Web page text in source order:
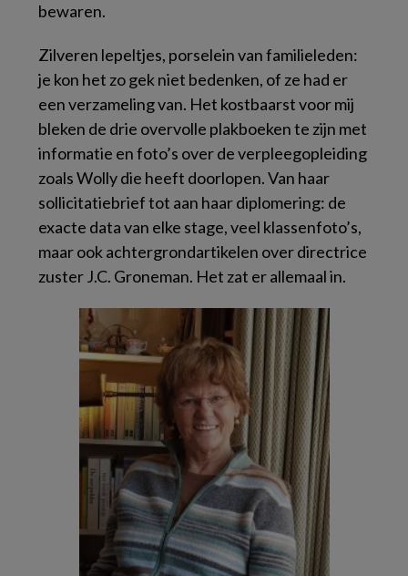
bewaren.
Zilveren lepeltjes, porselein van familieleden:
je kon het zo gek niet bedenken, of ze had er
een verzameling van. Het kostbaarst voor mij
bleken de drie overvolle plakboeken te zijn met
informatie en foto’s over de verpleegopleiding
zoals Wolly die heeft doorlopen. Van haar
sollicitatiebrief tot aan haar diplomering: de
exacte data van elke stage, veel klassenfoto’s,
maar ook achtergrondartikelen over directrice
zuster J.C. Groneman. Het zat er allemaal in.